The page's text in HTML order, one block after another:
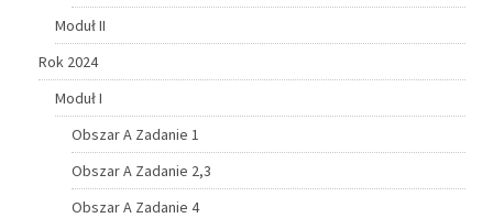
Moduł II
Rok 2024
Moduł I
Obszar A Zadanie 1
Obszar A Zadanie 2,3
Obszar A Zadanie 4